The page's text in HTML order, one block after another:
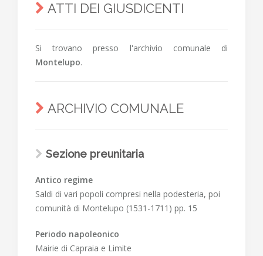
ATTI DEI GIUSDICENTI
Si trovano presso l'archivio comunale di
Montelupo.
ARCHIVIO COMUNALE
Sezione preunitaria
Antico regime
Saldi di vari popoli compresi nella podesteria, poi
comunità di Montelupo (1531-1711) pp. 15
Periodo napoleonico
Mairie di Capraia e Limite